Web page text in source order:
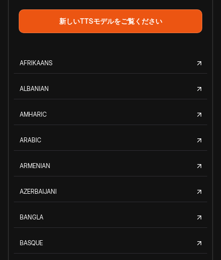
新しいTTSモデルをご覧ください
AFRIKAANS
ALBANIAN
AMHARIC
ARABIC
ARMENIAN
AZERBAIJANI
BANGLA
BASQUE